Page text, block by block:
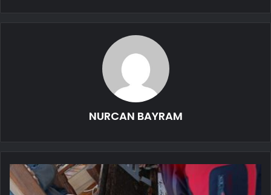
NURCAN BAYRAM